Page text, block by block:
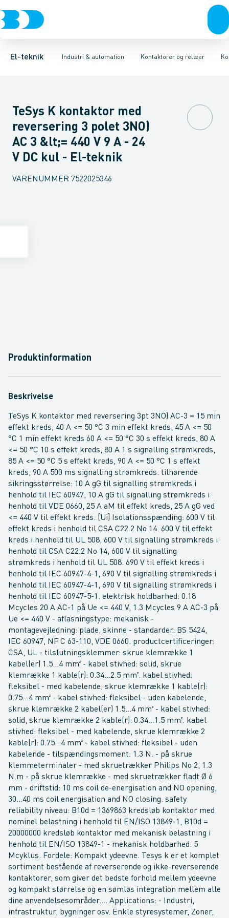
El-teknik Industri & automation
Afbrydere, stikkontakter & lampeudtagForgreningsmateriel
Kontaktorer og relæer
Industristiksystemer Frekvensomformere og softstartere
Elektronisk overstrømsrelæMotorstart kombination
TeSys K kontaktor med
reversering 3 polet 3NO)
AC 3 &lt;= 440 V 9 A - 24
V DC kul - El-teknik
VARENUMMER 7522025346
Produktinformation
Beskrivelse
TeSys K kontaktor med reversering 3pt 3NO) AC-3 = 15 min
effekt kreds, 40 A <= 50 °C 3 min effekt kreds, 45 A <= 50
°C 1 min effekt kreds 60 A <= 50 °C 30 s effekt kreds, 80 A
<= 50 °C 10 s effekt kreds, 80 A 1 s signalling strømkreds,
85 A <= 50 °C 5 s effekt kreds, 90 A <= 50 °C 1 s effekt
kreds, 90 A 500 ms signalling strømkreds. tilhørende
sikringsstørrelse: 10 A gG til signalling strømkreds i
henhold til IEC 60947, 10 A gG til signalling strømkreds i
henhold til VDE 0660, 25 A aM til effekt kreds, 25 A gG ved
<= 440 V til effekt kreds. [Ui] Isolationsspænding: 600 V til
effekt kreds i henhold til CSA C22.2 No 14. 600 V til effekt
kreds i henhold til UL 508, 600 V til signalling strømkreds i
henhold til CSA C22.2 No 14, 600 V til signalling
strømkreds i henhold til UL 508. 690 V til effekt kreds i
henhold til IEC 60947-4-1, 690 V til signalling strømkreds i
henhold til IEC 60947-4-1, 690 V til signalling strømkreds i
henhold til IEC 60947-5-1. elektrisk holdbarhed: 0.18
Mcycles 20 A AC-1 på Ue <= 440 V, 1.3 Mcycles 9 A AC-3 på
Ue <= 440 V - aflasningstype: mekanisk -
montagevejledning: plade, skinne - standarder: BS 5424,
IEC 60947, NF C 63-110, VDE 0660. productcertificeringer:
CSA, UL - tilslutningsklemmer: skrue klemrække 1
kabel(er) 1.5...4 mm² - kabel stivhed: solid, skrue
klemrække 1 kable(r): 0.34...2.5 mm². kabel stivhed:
fleksibel - med kabelende, skrue klemrække 1 kable(r):
0.75...4 mm² - kabel stivhed: fleksibel - uden kabelende,
skrue klemrække 2 kabel(er) 1.5...4 mm² - kabel stivhed:
solid, skrue klemrække 2 kable(r): 0.34...1.5 mm². kabel
stivhed: fleksibel - med kabelende, skrue klemrække 2
kable(r): 0.75...4 mm² - kabel stivhed: fleksibel - uden
kabelende - tilspændingsmoment: 1.3 N. - på skrue
klemmeterminaler - med skruetrækker Philips No 2, 1.3
N.m - på skrue klemrække - med skruetrækker fladt Ø 6
mm - driftstid: 10 ms coil de-energisation and NO opening,
30...40 ms coil energisation and NO closing. safety
reliability niveau: B10d = 1369863 kredsløb kontaktor med
nominel belastning i henhold til EN/ISO 13849-1, B10d =
20000000 kredsløb kontaktor med mekanisk belastning i
henhold til EN/ISO 13849-1 - mekanisk holdbarhed: 5
Mcyklus. Fordele: Kompakt ydeevne. Tesys k er et komplet
sortiment bestående af reverserende og ikke-reverserende
kontaktorer, som giver det bedste forhold mellem ydeevne
og kompakt størrelse og en sømløs integration mellem alle
dine anvendelsesområder.... Applications: - Industri,
infrastruktur, bygninger osv. Enkle styresystemer, Zoner,